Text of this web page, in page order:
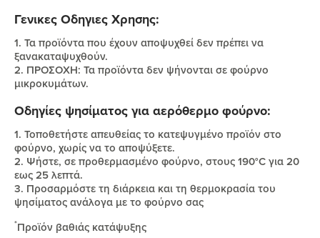
Γενικες Οδηγιες Χρησης:
1. Τα προϊόντα που έχουν αποψυχθεί δεν πρέπει να
ξανακαταψυχθούν.
2. ΠΡΟΣΟΧΗ: Τα προϊόντα δεν ψήνονται σε φούρνο
μικροκυμάτων.
Οδηγίες ψησίματος για αερόθερμο φούρνο:
1. Τοποθετήστε απευθείας το κατεψυγμένο προϊόν στο
φούρνο, χωρίς να το αποψύξετε.
2. Ψήστε, σε προθερμασμένο φούρνο, στους 190°C για 20
εως 25 λεπτά.
3. Προσαρμόστε τη διάρκεια και τη θερμοκρασία του
ψησίματος ανάλογα με το φούρνο σας
*Προϊόν βαθιάς κατάψυξης